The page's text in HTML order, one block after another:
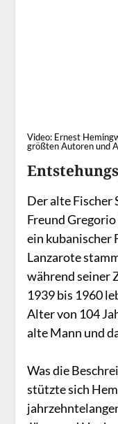
Video: Ernest
größten Autoren und
Der alte Fischer
Freund
ein kubanischer
Lanzarote
während seiner
1939 bis 1960
Alter von 104
alte Mann und
Was die
stützte sich